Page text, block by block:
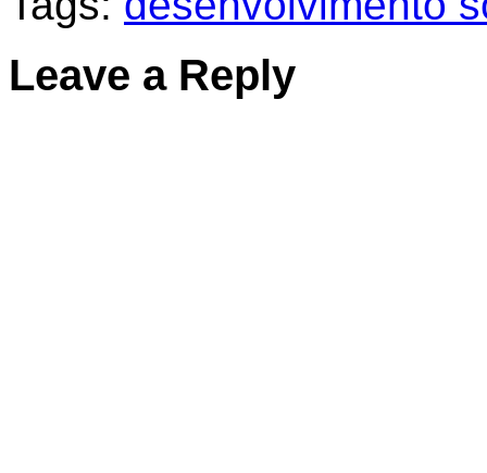
Leave a Reply